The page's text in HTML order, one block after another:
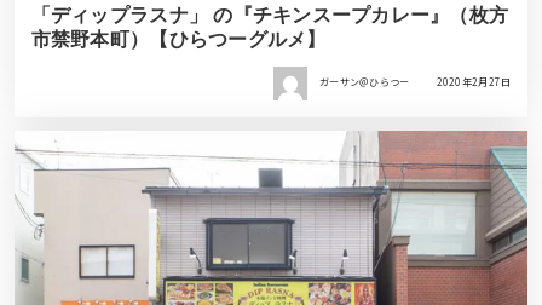
「ディップラスナ」 の『チキンスープカレー』（枚方
市禁野本町）【ひらつーグルメ】
ガーサン＠ひらつー 2020年2月27日